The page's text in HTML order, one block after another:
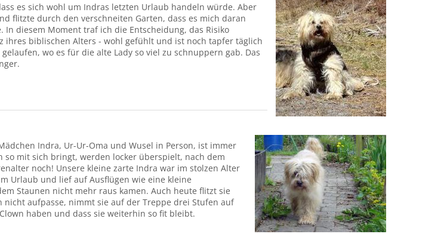
es sich wohl um Indras letzten Urlaub handeln würde. Aber
flitzte durch den verschneiten Garten, dass es mich daran
diesem Moment traf ich die Entscheidung, das Risiko
ihres biblischen Alters - wohl gefühlt und ist noch tapfer täglich
wo es für die alte Lady so viel zu schnuppern gab. Das
Indra, Ur-Ur-Oma und Wusel in Person, ist immer
so mit sich bringt, werden locker überspielt, nach dem
noch! Unsere kleine zarte Indra war im stolzen Alter
Urlaub und lief auf Ausflügen wie eine kleine
Staunen nicht mehr raus kamen. Auch heute flitzt sie
aufpasse, nimmt sie auf der Treppe drei Stufen auf
haben und dass sie weiterhin so fit bleibt.